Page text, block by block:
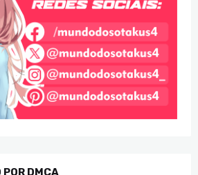
POR DMCA